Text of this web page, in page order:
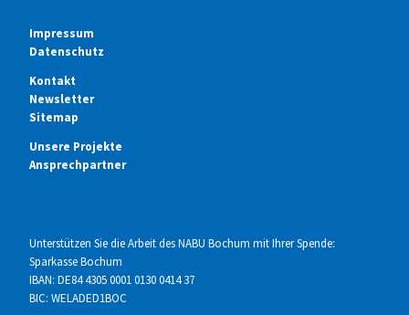
Impressum
Datenschutz
Kontakt
Newsletter
Sitemap
Unsere Projekte
Ansprechpartner
Unterstützen Sie die Arbeit des NABU Bochum mit Ihrer Spende:
Sparkasse Bochum
IBAN: DE84 4305 0001 0130 0414 37
BIC: WELADED1BOC